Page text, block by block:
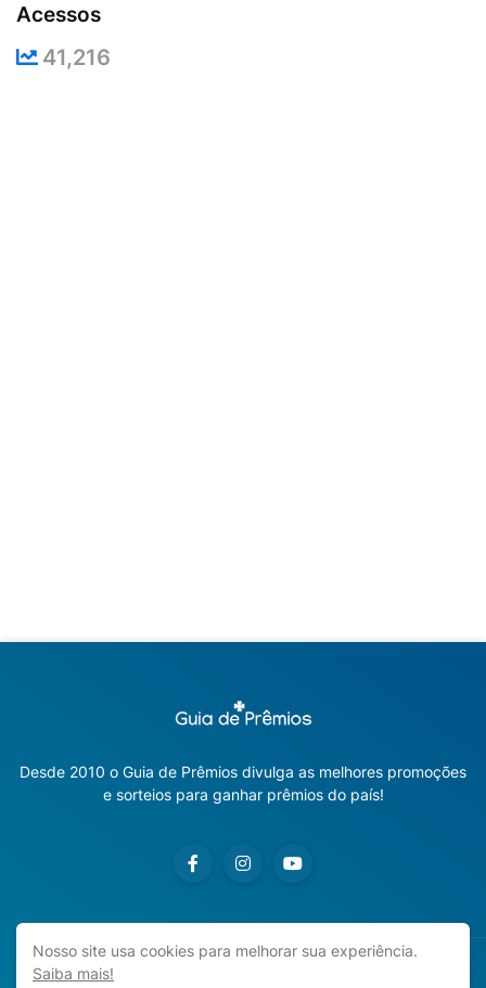
Acessos
41,216
Desde 2010 o Guia de Prêmios divulga as melhores promoções
e sorteios para ganhar prêmios do país!
Copyright ©
Nosso site usa cookies para melhorar sua experiência.
Saiba mais!